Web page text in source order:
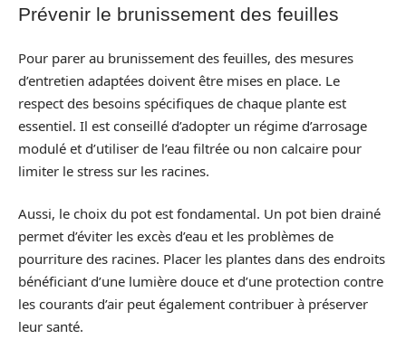
Prévenir le brunissement des feuilles
Pour parer au brunissement des feuilles, des mesures
d’entretien adaptées doivent être mises en place. Le
respect des besoins spécifiques de chaque plante est
essentiel. Il est conseillé d’adopter un régime d’arrosage
modulé et d’utiliser de l’eau filtrée ou non calcaire pour
limiter le stress sur les racines.
Aussi, le choix du pot est fondamental. Un pot bien drainé
permet d’éviter les excès d’eau et les problèmes de
pourriture des racines. Placer les plantes dans des endroits
bénéficiant d’une lumière douce et d’une protection contre
les courants d’air peut également contribuer à préserver
leur santé.